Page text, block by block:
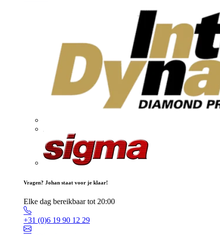
Vragen? Johan staat voor je klaar!
Elke dag bereikbaar tot 20:00
+31 (0)6 19 90 12 29